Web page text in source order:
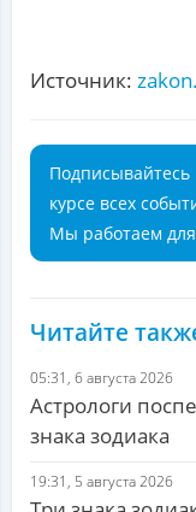
Источник:
курсе всех
Мы работаем
Читайте
05:31, 6 августа 2026
Астрологи
знака зодиака
19:31, 5 августа 2026